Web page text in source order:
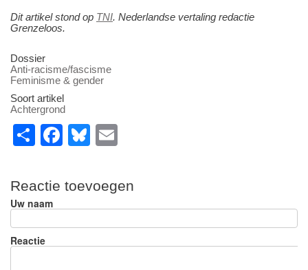
Dit artikel stond op TNI. Nederlandse vertaling redactie
Grenzeloos.
Dossier
Anti-racisme/fascisme
Feminisme & gender
Soort artikel
Achtergrond
S
ar
e
F
c
e
b
o
Bl
e
sk
y
ail
Reactie toevoegen
Uw naam
Reactie